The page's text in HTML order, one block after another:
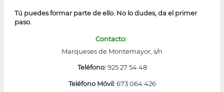
Tú puedes formar parte de ello. No lo dudes, da el primer
paso.
Contacto:
Marqueses de Montemayor, s/n
Teléfono:925 27 54 48
Teléfono Móvil:673 064 426